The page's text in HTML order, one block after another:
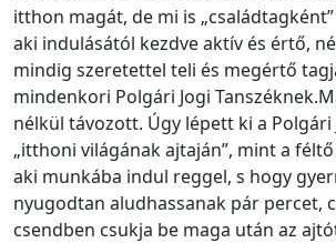
itthon magát, de mi is
aki indulásától kezdve aktív és értő,
mindig szeretettel teli és megértő
mindenkori Polgári Jogi
nélkül távozott. Úgy lépett ki a Polgári
„itthoni világának ajtaján”, mint a
aki munkába indul reggel, s hogy
nyugodtan aludhassanak pár percet,
csendben csukja be maga után az